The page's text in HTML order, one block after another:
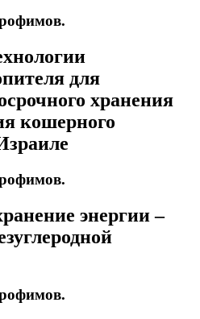
для
хранения
кошерного
энергии –